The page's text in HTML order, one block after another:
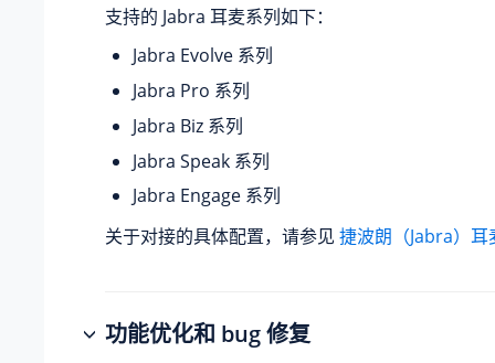
支持的 Jabra 耳麦系列如下：
Jabra Evolve 系列
Jabra Pro 系列
Jabra Biz 系列
Jabra Speak 系列
Jabra Engage 系列
关于对接的具体配置，请参见 捷波朗（Jabra）耳
功能优化和 bug 修复